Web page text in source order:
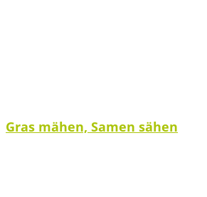
Gras mähen, Samen sähen